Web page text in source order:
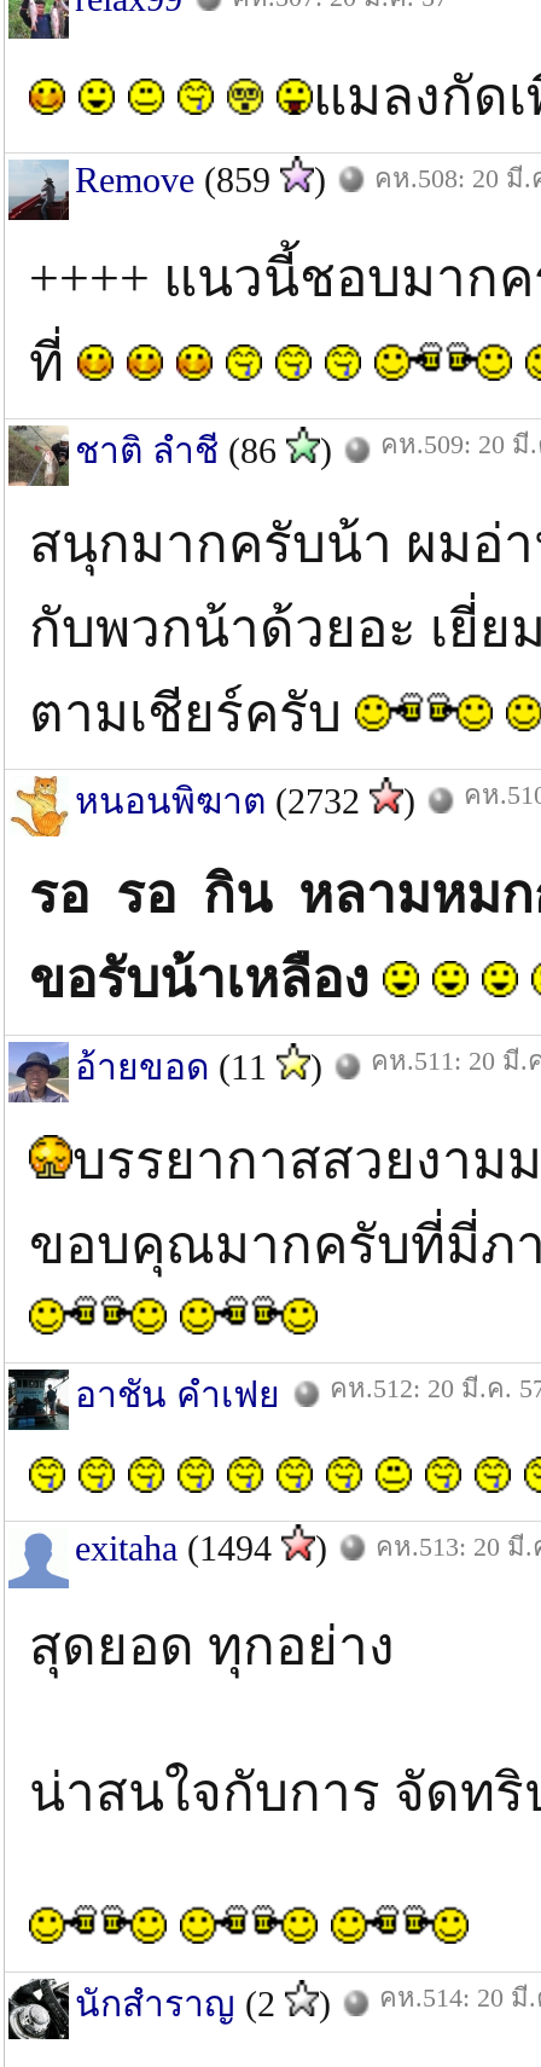
แมลงกัด
Remove (859 ) คห.508: 20 มี.
++++ แนวนี้ชอบมาก
ที่
ชาติ ลำชี (86 ) คห.509: 20 มี
สนุกมากครับน้า ผมอ่
กับพวกน้าด้วยอะ เยี่ย
ตามเชียร์ครับ
หนอนพิฆาต (2732 ) คห
รอ รอ กิน หลามหมก
ขอรับน้าเหลือง
อ้ายขอด (11 ) คห.511: 20 มี.
บรรยากาสสวยงาม
ขอบคุณมากครับที่มี่ภ
อาชัน คำเฟย คห.512: 20 มี.ค.
exitaha (1494 ) คห.513: 20 มี.
สุดยอด ทุกอย่าง
น่าสนใจกับการ จัดท
นักสำราญ (2 ) คห.514: 20 มี